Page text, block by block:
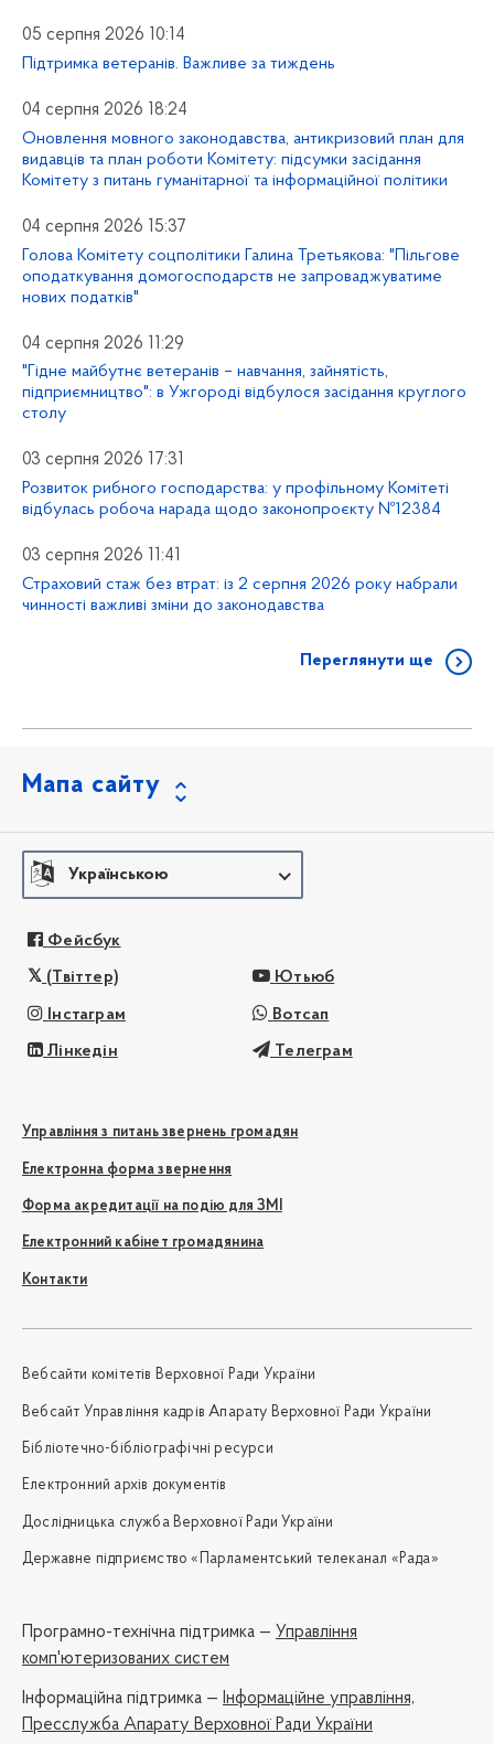
05 серпня 2026 10:14
Підтримка ветеранів. Важливе за тиждень
04 серпня 2026 18:24
Оновлення мовного законодавства, антикризовий план для
видавців та план роботи Комітету: підсумки засідання
Комітету з питань гуманітарної та інформаційної політики
04 серпня 2026 15:37
Голова Комітету соцполітики Галина Третьякова: "Пільгове
оподаткування домогосподарств не запроваджуватиме
нових податків"
04 серпня 2026 11:29
"Гідне майбутнє ветеранів – навчання, зайнятість,
підприємництво": в Ужгороді відбулося засідання круглого
столу
03 серпня 2026 17:31
Розвиток рибного господарства: у профільному Комітеті
відбулась робоча нарада щодо законопроєкту №12384
03 серпня 2026 11:41
Страховий стаж без втрат: із 2 серпня 2026 року набрали
чинності важливі зміни до законодавства
Переглянути ще
Мапа сайту
Українською
Фейсбук
(Твіттер) Ютьюб
Інстаграм Вотсап
Лінкедін Телеграм
Управління з питань звернень громадян
Електронна форма звернення
Форма акредитації на подію для ЗМІ
Електронний кабінет громадянина
Контакти
Вебсайти комітетів Верховної Ради України
Вебсайт Управління кадрів Апарату Верховної Ради України
Бібліотечно-бібліографічні ресурси
Електронний архів документів
Дослідницька служба Верховної Ради України
Державне підприємство «Парламентський телеканал «Рада»
Програмно-технічна підтримка — Управління
комп'ютеризованих систем
Iнформаційна підтримка — Інформаційне управління,
Пресслужба Апарату Верховної Ради України